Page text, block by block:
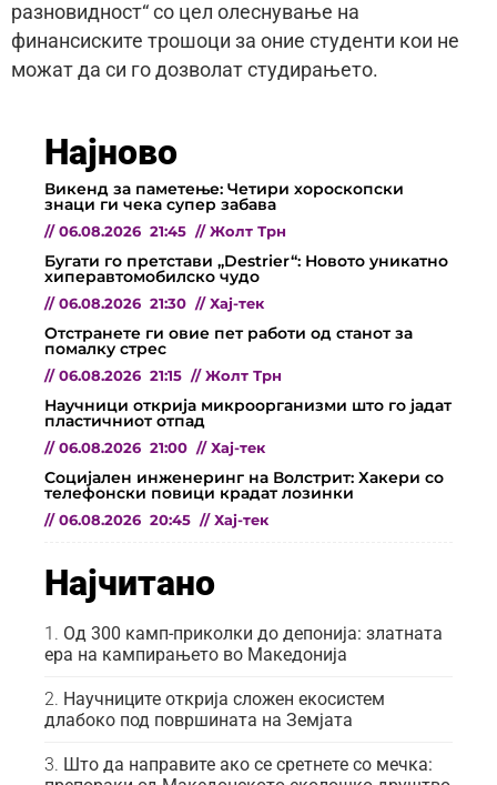
разновидност“ со цел олеснување на
финансиските трошоци за оние студенти кои не
можат да си го дозволат студирањето.
Најново
Викенд за паметење: Четири хороскопски
знаци ги чека супер забава
// 06.08.2026 21:45 // Жолт Трн
Бугати го претстави „Destrier“: Новото уникатно
хиперавтомобилско чудо
// 06.08.2026 21:30 // Хај-тек
Отстранете ги овие пет работи од станот за
помалку стрес
// 06.08.2026 21:15 // Жолт Трн
Научници открија микроорганизми што го јадат
пластичниот отпад
// 06.08.2026 21:00 // Хај-тек
Социјален инженеринг на Волстрит: Хакери со
телефонски повици крадат лозинки
// 06.08.2026 20:45 // Хај-тек
Најчитано
Од 300 камп-приколки до депонија: златната
ера на кампирањето во Македонија
Научниците открија сложен екосистем
длабоко под површината на Земјата
Што да направите ако се сретнете со мечка: